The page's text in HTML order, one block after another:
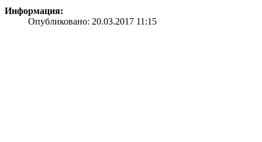
Информация:
Опубликовано: 20.03.2017 11:15